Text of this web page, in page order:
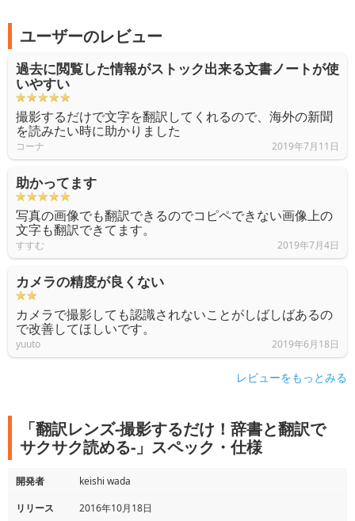
ユーザーのレビュー
過去に閲覧した情報がストック出来る文書ノートが使
いやすい
撮影するだけで文字を翻訳してくれるので、海外の新聞
を読みたい時に助かりました
コーナ 2019年7月11日
助かってます
写真の画像でも翻訳できるのでコピペできない画像上の
文字も翻訳できてます。
すすむ 2019年7月4日
カメラの精度が良くない
カメラで撮影しても認識されないことがしばしばあるの
で改善してほしいです。
yuuto 2019年6月18日
レビューをもっとみる
「翻訳レンズ-撮影するだけ！辞書と翻訳で
サクサク読める-」スペック・仕様
開発者
keishi wada
リリース
2016年10月18日